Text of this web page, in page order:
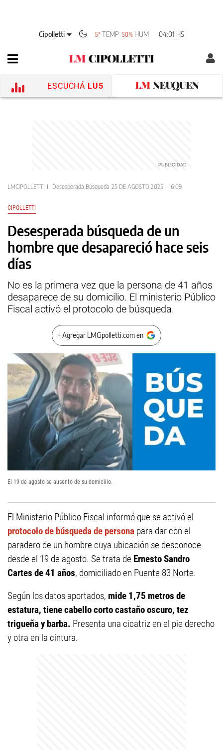
Cipolletti 5° TEMP 50% HUM 04:01 HS
ESCUCHÁ LU5
LMCIPOLLETTI Desesperada Búsqueda 25 DE AGOSTO 2025 - 16:09
CIPOLLETTI
Desesperada búsqueda de un
hombre que desapareció hace seis
días
No es la primera vez que la persona de 41 años
desaparece de su domicilio. El ministerio Público
Fiscal activó el protocolo de búsqueda.
+ Agregar LMCipolletti.com en
El 19 de agosto se ausento de su domicilio.
El Ministerio Público Fiscal informó que se activó el
protocolo de búsqueda de persona para dar con el
paradero de un hombre cuya ubicación se desconoce
desde el 19 de agosto. Se trata de Ernesto Sandro
Cartes de 41 años, domiciliado en Puente 83 Norte.
Según los datos aportados, mide 1,75 metros de
estatura, tiene cabello corto castaño oscuro, tez
trigueña y barba. Presenta una cicatriz en el pie derecho
y otra en la cintura.